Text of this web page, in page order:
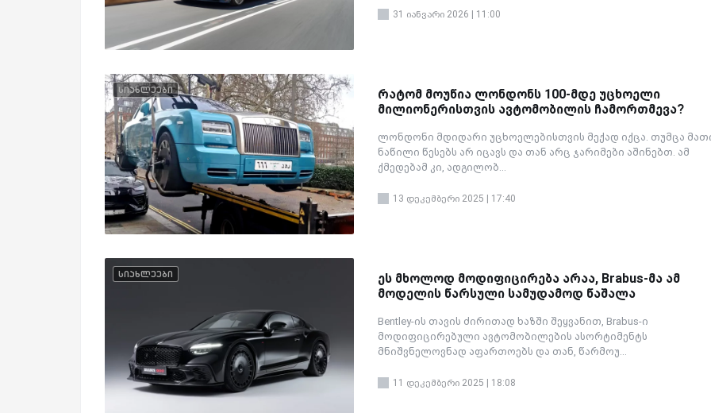
31 იანვარი 2026 | 11:00
სიახლეები
რატომ მოუწია ლონდონს 100-მდე უცხოელი
მილიონერისთვის ავტომობილის ჩამორთმევა?
ლონდონი მდიდარი უცხოელებისთვის მექად იქცა. თუმცა
ნაწილი წესებს არ იცავს და თან არც ჯარიმები აშინებთ. ამ
ქმედებამ კი, ადგილობ...
13 დეკემბერი 2025 | 17:40
სიახლეები
ეს მხოლოდ მოდიფიცირება არაა, Brabus-მა ამ
მოდელის წარსული სამუდამოდ წაშალა
Bentley-ის თავის ძირითად ხაზში შეყვანით, Brabus-ი
მოდიფიცირებული ავტომობილების ასორტიმენტს
მნიშვნელოვნად აფართოებს და თან, წარმოუ...
11 დეკემბერი 2025 | 18:08